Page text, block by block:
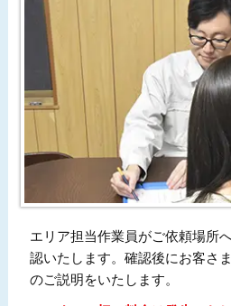
エリア担当作業員がご依頼場所
認いたします。確認後にお客さ
のご説明をいたします。